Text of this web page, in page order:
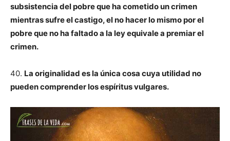
subsistencia del pobre que ha cometido un crimen
mientras sufre el castigo, el no hacer lo mismo por el
pobre que no ha faltado a la ley equivale a premiar el
crimen.
40. La originalidad es la única cosa cuya utilidad no
pueden comprender los espíritus vulgares.